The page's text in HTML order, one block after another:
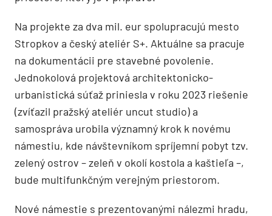
Na projekte za dva mil. eur spolupracujú mesto
Stropkov a český ateliér S+. Aktuálne sa pracuje
na dokumentácii pre stavebné povolenie.
Jednokolová projektová architektonicko-
urbanistická súťaž priniesla v roku 2023 riešenie
(zvíťazil pražský ateliér uncut studio) a
samospráva urobila významný krok k novému
námestiu, kde návštevníkom spríjemní pobyt tzv.
zelený ostrov – zeleň v okolí kostola a kaštieľa –,
bude multifunkčným verejným priestorom.
Nové námestie s prezentovanými nálezmi hradu,